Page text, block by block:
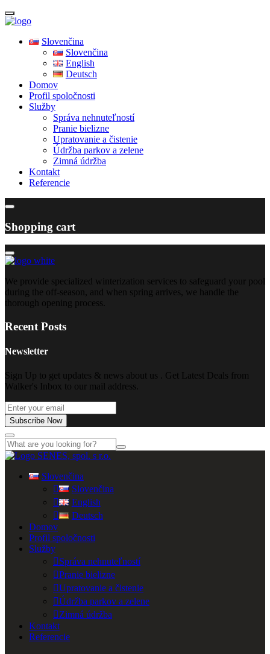
Slovenčina
Slovenčina
English
Deutsch
Domov
Profil spoločnosti
Služby
Správa nehnuteľností
Pranie bielizne
Upratovanie a čistenie
Údržba parkov a zelene
Zimná údržba
Kontakt
Referencie
Shopping cart
We provide specialized winterization services to safeguard your pool
during the off-season, and when spring arrives, we handle the
thorough opening process.
Recent Posts
Newsletter
Sign Up to get updates & news about us . Get Latest Deals from
Walker's Inbox to our mail address.
Subscribe Now
Slovenčina
Slovenčina
English
Deutsch
Domov
Profil spoločnosti
Služby
Správa nehnuteľností
Pranie bielizne
Upratovanie a čistenie
Údržba parkov a zelene
Zimná údržba
Kontakt
Referencie